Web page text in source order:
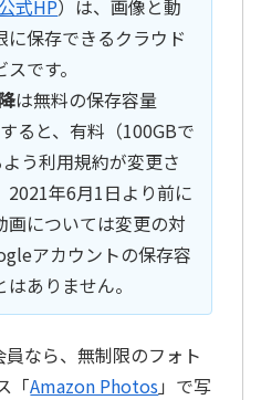
公式HP）は、画像と動
に保存できるクラウド
です。
は無料の保存容量
ると、有料（100GBで
う利用規約が変更さ
2021年6月1日より前に
画については変更の対
アカウントの保存容
ありません。
員なら、無制限のフォト
「Amazon Photos 」で写